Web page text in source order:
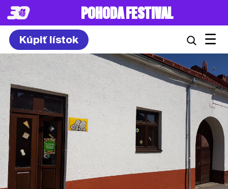
POHODA FESTIVAL
Kúpiť lístok ☰